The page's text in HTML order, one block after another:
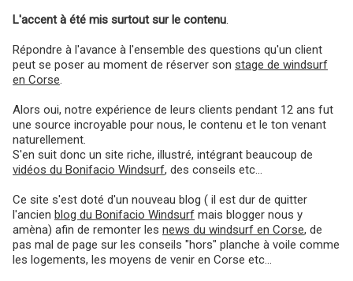
L'accent à été mis surtout sur le contenu.
Répondre à l'avance à l'ensemble des questions qu'un client
peut se poser au moment de réserver son stage de windsurf
en Corse.
Alors oui, notre expérience de leurs clients pendant 12 ans fut
une source incroyable pour nous, le contenu et le ton venant
naturellement.
S'en suit donc un site riche, illustré, intégrant beaucoup de
vidéos du Bonifacio Windsurf, des conseils etc...
Ce site s'est doté d'un nouveau blog ( il est dur de quitter
l'ancien blog du Bonifacio Windsurf mais blogger nous y
amèna) afin de remonter les news du windsurf en Corse, de
pas mal de page sur les conseils "hors" planche à voile comme
les logements, les moyens de venir en Corse etc...